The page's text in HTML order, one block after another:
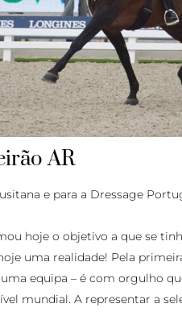
AR
e para a Dressage
hoje o objetivo a que se
uma realidade! Pela
equipa – é com orgulho
mundial. A representar a